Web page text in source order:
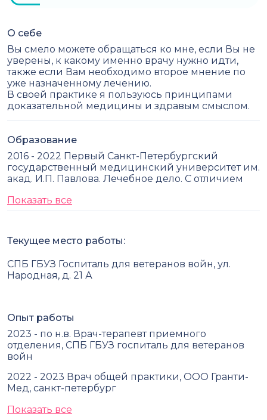
О себе
Вы смело можете обращаться ко мне, если Вы не
уверены, к какому именно врачу нужно идти,
также если Вам необходимо второе мнение по
уже назначенному лечению.
В своей практике я пользуюсь принципами
доказательной медицины и здравым смыслом.
Образование
2016 - 2022 Первый Санкт-Петербургский
государственный медицинский университет им.
акад. И.П. Павлова. Лечебное дело. С отличием
Показать все
Текущее место работы:
СПБ ГБУЗ Госпиталь для ветеранов войн, ул.
Народная, д. 21 А
Опыт работы
2023 - по н.в. Врач-терапевт приемного
отделения, СПБ ГБУЗ госпиталь для ветеранов
войн
2022 - 2023 Врач общей практики, ООО Гранти-
Мед, санкт-петербург
Показать все